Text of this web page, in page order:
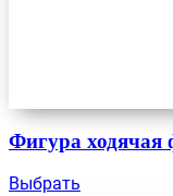
Фигура ходячая
Выбрать